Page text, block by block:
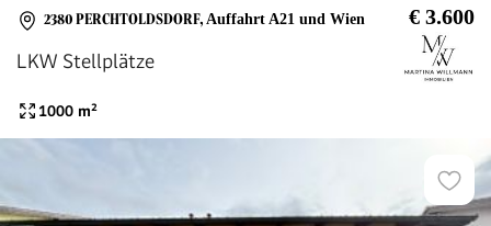
2380 PERCHTOLDSDORF, Auffahrt A21 und Wien € 3.600
LKW Stellplätze
1000 m²